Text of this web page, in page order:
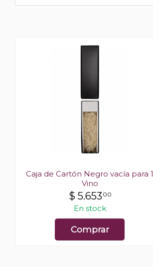
Caja de Cartón Negro vacía para 1
Vino
$ 5.653 00
En stock
Comprar